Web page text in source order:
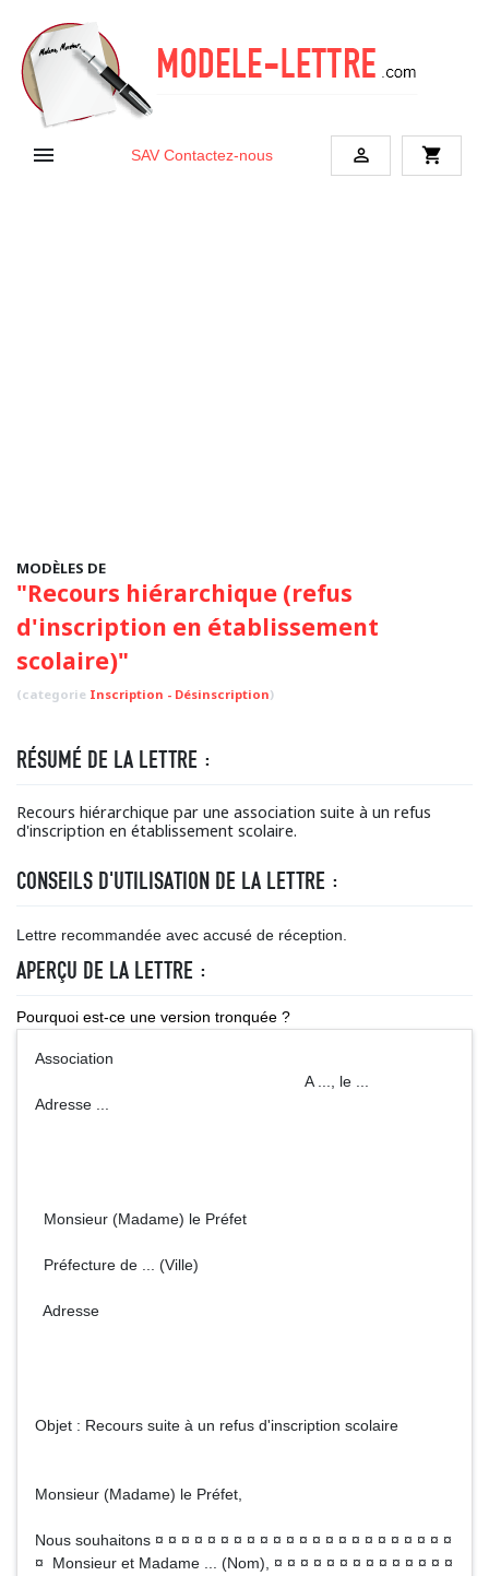
 SAV Contactez-nous  shopping_cart
MODÈLES DE
"Recours hiérarchique (refus
d'inscription en établissement
scolaire)"
(categorie Inscription - Désinscription)
RÉSUMÉ DE LA LETTRE :
Recours hiérarchique par une association suite à un refus
d'inscription en établissement scolaire.
CONSEILS D'UTILISATION DE LA LETTRE :
Lettre recommandée avec accusé de réception.
APERÇU DE LA LETTRE :
Pourquoi est-ce une version tronquée ?
Association
A ..., le ...
Adresse ...
Monsieur (Madame) le Préfet
Préfecture de ... (Ville)
Adresse
Objet : Recours suite à un refus d'inscription scolaire
Monsieur (Madame) le Préfet,
Nous souhaitons ¤ ¤ ¤ ¤ ¤ ¤ ¤ ¤ ¤ ¤ ¤ ¤ ¤ ¤ ¤ ¤ ¤ ¤ ¤ ¤ ¤ ¤ ¤
¤ Monsieur et Madame ... (Nom), ¤ ¤ ¤ ¤ ¤ ¤ ¤ ¤ ¤ ¤ ¤ ¤ ¤ ¤